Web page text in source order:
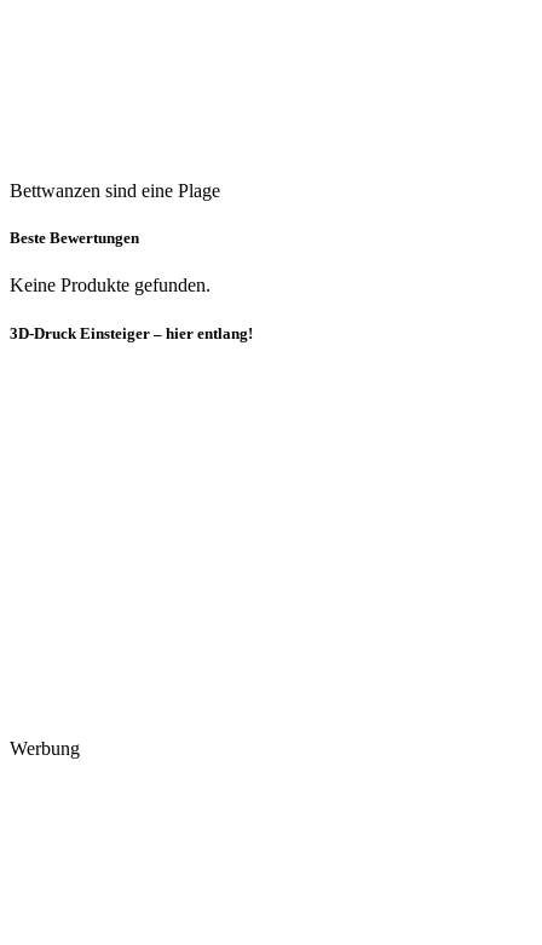
Bettwanzen sind eine Plage
Beste Bewertungen
Keine Produkte gefunden.
3D-Druck Einsteiger – hier entlang!
Werbung